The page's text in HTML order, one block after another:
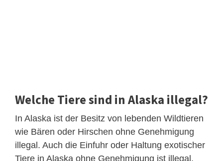
Welche Tiere sind in Alaska illegal?
In Alaska ist der Besitz von lebenden Wildtieren
wie Bären oder Hirschen ohne Genehmigung
illegal. Auch die Einfuhr oder Haltung exotischer
Tiere in Alaska ohne Genehmigung ist illegal.